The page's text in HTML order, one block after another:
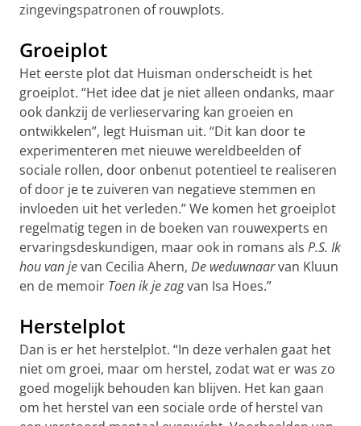
zingevingspatronen of rouwplots.
Groeiplot
Het eerste plot dat Huisman onderscheidt is het
groeiplot. “Het idee dat je niet alleen ondanks, maar
ook dankzij de verlieservaring kan groeien en
ontwikkelen”, legt Huisman uit. “Dit kan door te
experimenteren met nieuwe wereldbeelden of
sociale rollen, door onbenut potentieel te realiseren
of door je te zuiveren van negatieve stemmen en
invloeden uit het verleden.” We komen het groeiplot
regelmatig tegen in de boeken van rouwexperts en
ervaringsdeskundigen, maar ook in romans als P.S. Ik
hou van jevan Cecilia Ahern, De weduwnaarvan Kluun
en de memoir Toen ik je zagvan Isa Hoes.”
Herstelplot
Dan is er het herstelplot. “In deze verhalen gaat het
niet om groei, maar om herstel, zodat wat er was zo
goed mogelijk behouden kan blijven. Het kan gaan
om het herstel van een sociale orde of herstel van